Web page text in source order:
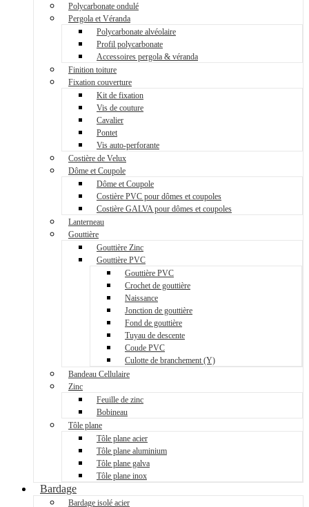
Polycarbonate ondulé
Pergola et Véranda
Polycarbonate alvéolaire
Profil polycarbonate
Accessoires pergola & véranda
Finition toiture
Fixation couverture
Kit de fixation
Vis de couture
Cavalier
Pontet
Vis auto-perforante
Costière de Velux
Dôme et Coupole
Dôme et Coupole
Costière PVC pour dômes et coupoles
Costière GALVA pour dômes et coupoles
Lanterneau
Gouttière
Gouttière Zinc
Gouttière PVC
Gouttière PVC
Crochet de gouttière
Naissance
Jonction de gouttière
Fond de gouttière
Tuyau de descente
Coude PVC
Culotte de branchement (Y)
Bandeau Cellulaire
Zinc
Feuille de zinc
Bobineau
Tôle plane
Tôle plane acier
Tôle plane aluminium
Tôle plane galva
Tôle plane inox
Bardage
Bardage isolé acier